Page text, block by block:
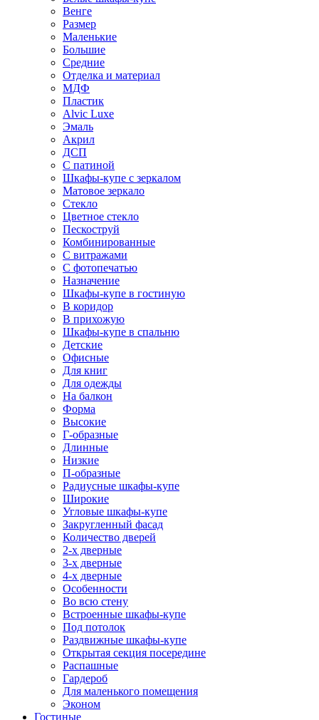
Венге
Размер
Маленькие
Большие
Средние
Отделка и материал
МДФ
Пластик
Alvic Luxe
Эмаль
Акрил
ДСП
С патиной
Шкафы-купе с зеркалом
Матовое зеркало
Стекло
Цветное стекло
Пескоструй
Комбинированные
С витражами
С фотопечатью
Назначение
Шкафы-купе в гостиную
В коридор
В прихожую
Шкафы-купе в спальню
Детские
Офисные
Для книг
Для одежды
На балкон
Форма
Высокие
Г-образные
Длинные
Низкие
П-образные
Радиусные шкафы-купе
Широкие
Угловые шкафы-купе
Закругленный фасад
Количество дверей
2-х дверные
3-х дверные
4-х дверные
Особенности
Во всю стену
Встроенные шкафы-купе
Под потолок
Раздвижные шкафы-купе
Открытая секция посередине
Распашные
Гардероб
Для маленького помещения
Эконом
Гостиные